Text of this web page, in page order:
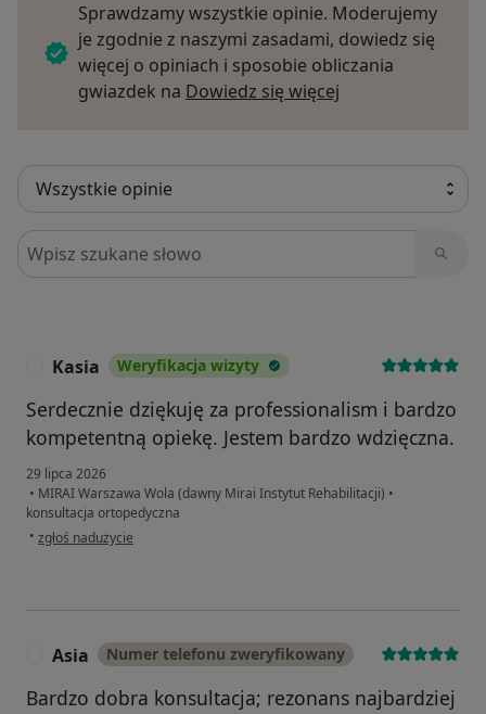
Sprawdzamy wszystkie opinie. Moderujemy
je zgodnie z naszymi zasadami, dowiedz się
więcej o opiniach i sposobie obliczania
gwiazdek na Dowiedz się więcej
Szukaj w opiniach
Kasia Weryfikacja wizyty
Serdecznie dziękuję za professionalism i bardzo
kompetentną opiekę. Jestem bardzo wdzięczna.
29 lipca 2026
• MIRAI Warszawa Wola (dawny Mirai Instytut Rehabilitacji) •
konsultacja ortopedyczna
• w opinii użytkownika Kasia
zgłoś nadużycie
Asia Numer telefonu zweryfikowany
Bardzo dobra konsultacja; rezonans najbardziej